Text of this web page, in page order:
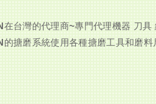
在台灣的代理商~專門代理機器 刀具
的搪磨系統使用各種搪磨工具和磨